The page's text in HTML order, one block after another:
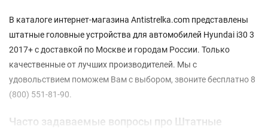
В каталоге интернет-магазина Antistrelka.com представлены
штатные головные устройства для автомобилей Hyundai i30 3
2017+ с доставкой по Москве и городам России. Только
качественные от лучших производителей. Мы с
удовольствием поможем Вам с выбором, звоните бесплатно 8
(800) 551-81-90.
Часто задаваемые вопросы про Штатные